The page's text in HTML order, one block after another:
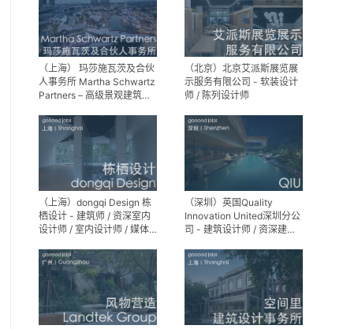
（上海） 玛莎施瓦茨及合伙
人事务所 Martha Schwartz
Partners – 高级景观建筑师
Designer / 景观建筑师
Landscape Designer
（北京）北京艾派斯展览展
示服务有限公司 - 软装设计
师 / 陈列设计师
（上海）dongqi Design 栋
栖设计 - 建筑师 / 资深室内
设计师 / 室内设计师 / 媒体
生（常年招聘）
（深圳）英国Quality
Innovation United深圳分公
司 - 建筑设计师 / 资深建筑
实习生